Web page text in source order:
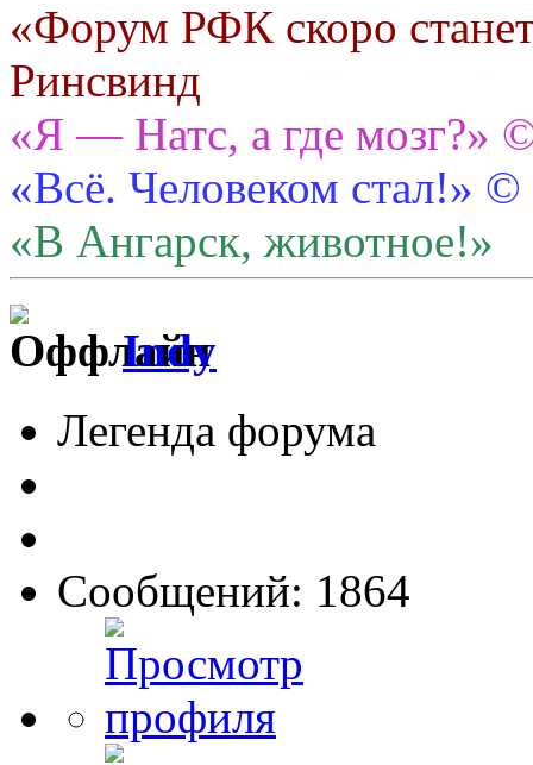
«Форум РФК скоро
Ринсвинд
«Я — Натс, а где мозг?»
«Всё. Человеком стал!»
«В Ангарск, животное!»
Indy
Легенда форума
Сообщений: 1864